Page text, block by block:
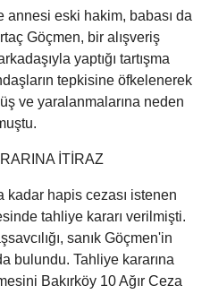
annesi eski hakim, babası da
Göçmen, bir alışveriş
yaptığı tartışma
tepkisine öfkelenerek
ve yaralanmalarına neden
İTİRAZ
kadar hapis cezası istenen
tahliye kararı verilmişti.
sanık Göçmen'in
bulundu. Tahliye kararına
Bakırköy 10 Ağır Ceza